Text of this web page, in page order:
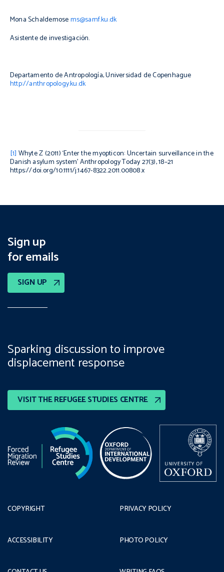
Mona Schaldemosems@samf.ku.dk
Asistente de investigación.
Departamento de Antropología, Universidad de Copenhague
http://anthropology.ku.dk
[1] Whyte Z (2011) ‘Enter the myopticon: Uncertain surveillance in the
Danish asylum system’Anthropology Today27(3), 18–21
https://doi.org/10.1111/j.1467-8322.2011.00808.x
Sign up
for emails
SIGN UP
VISIT THE REFUGEE STUDIES CENTRE
Sparking discussion to improve
displacement response
COPYRIGHT
ACCESSIBILITY
PRIVACY POLICY
PHOTO POLICY